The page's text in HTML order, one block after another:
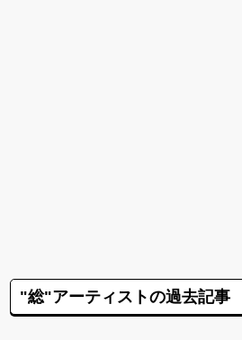
"総"アーティストの過去記事